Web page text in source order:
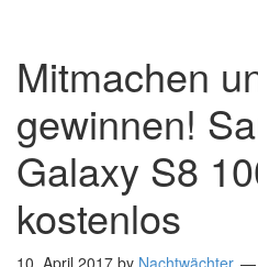
Mitmachen
gewinnen!
Galaxy S8
kostenlos
10. April 2017 by Nachtwächter